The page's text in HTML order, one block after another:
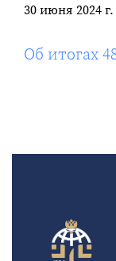
30 июня 2024 г.
Об итогах